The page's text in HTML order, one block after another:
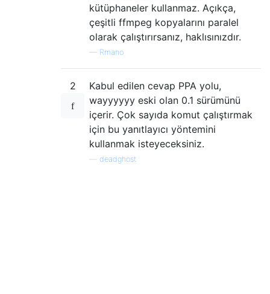
kütüphaneler kullanmaz. Açıkça,
çeşitli ffmpeg kopyalarını paralel
olarak çalıştırırsanız, haklısınızdır.
— Rmano
2
Kabul edilen cevap PPA yolu,
wayyyyyy eski olan 0.1 sürümünü
içerir. Çok sayıda komut çalıştırmak
için bu yanıtlayıcı yöntemini
kullanmak isteyeceksiniz.
deadghost